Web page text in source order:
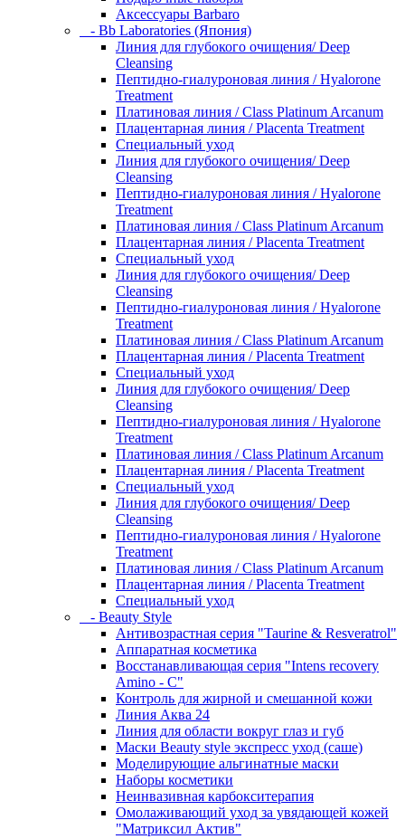
Аксессуары Barbaro
- Bb Laboratories (Япония)
Линия для глубокого очищения/ Deep
Cleansing
Пептидно-гиалуроновая линия / Hyalorone
Treatment
Платиновая линия / Class Platinum Arcanum
Плацентарная линия / Placenta Treatment
Специальный уход
Линия для глубокого очищения/ Deep
Cleansing
Пептидно-гиалуроновая линия / Hyalorone
Treatment
Платиновая линия / Class Platinum Arcanum
Плацентарная линия / Placenta Treatment
Специальный уход
Линия для глубокого очищения/ Deep
Cleansing
Пептидно-гиалуроновая линия / Hyalorone
Treatment
Платиновая линия / Class Platinum Arcanum
Плацентарная линия / Placenta Treatment
Специальный уход
Линия для глубокого очищения/ Deep
Cleansing
Пептидно-гиалуроновая линия / Hyalorone
Treatment
Платиновая линия / Class Platinum Arcanum
Плацентарная линия / Placenta Treatment
Специальный уход
Линия для глубокого очищения/ Deep
Cleansing
Пептидно-гиалуроновая линия / Hyalorone
Treatment
Платиновая линия / Class Platinum Arcanum
Плацентарная линия / Placenta Treatment
Специальный уход
- Beauty Style
Антивозрастная серия "Taurine & Resveratrol"
Аппаратная косметика
Восстанавливающая серия "Intens recovery
Amino - C"
Контроль для жирной и смешанной кожи
Линия Аква 24
Линия для области вокруг глаз и губ
Маски Beauty style экспресс уход (саше)
Моделирующие альгинатные маски
Наборы косметики
Неинвазивная карбокситерапия
Омолаживающий уход за увядающей кожей
"Матриксил Актив"